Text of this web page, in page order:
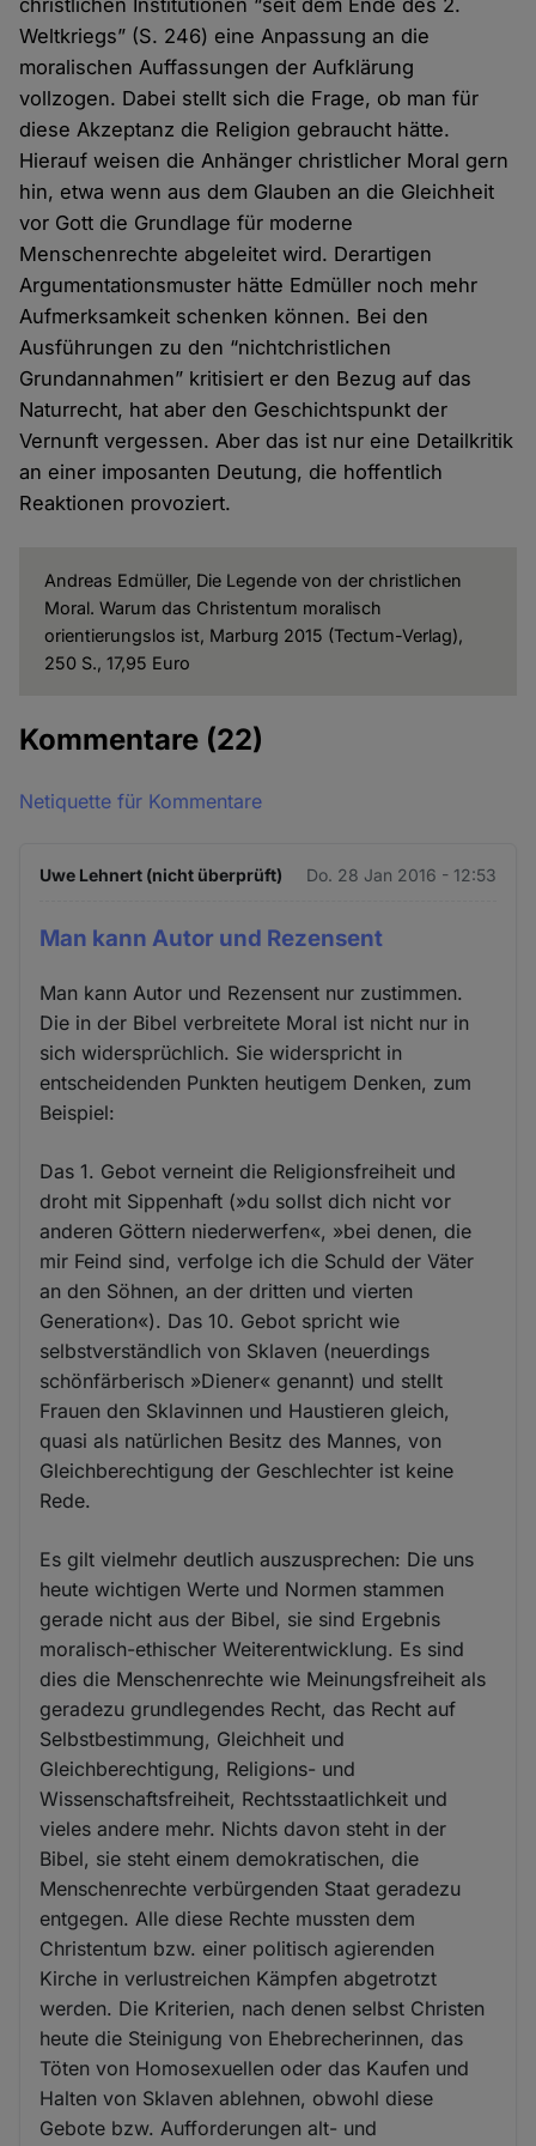
christlichen Institutionen “seit dem Ende des 2.
Weltkriegs” (S. 246) eine Anpassung an die
moralischen Auffassungen der Aufklärung
vollzogen. Dabei stellt sich die Frage, ob man für
diese Akzeptanz die Religion gebraucht hätte.
Hierauf weisen die Anhänger christlicher Moral gern
hin, etwa wenn aus dem Glauben an die Gleichheit
vor Gott die Grundlage für moderne
Menschenrechte abgeleitet wird. Derartigen
Argumentationsmuster hätte Edmüller noch mehr
Aufmerksamkeit schenken können. Bei den
Ausführungen zu den “nichtchristlichen
Grundannahmen” kritisiert er den Bezug auf das
Naturrecht, hat aber den Geschichtspunkt der
Vernunft vergessen. Aber das ist nur eine Detailkritik
an einer imposanten Deutung, die hoffentlich
Reaktionen provoziert.
Andreas Edmüller, Die Legende von der christlichen
Moral. Warum das Christentum moralisch
orientierungslos ist, Marburg 2015 (Tectum-Verlag),
250 S., 17,95 Euro
Kommentare (22)
Netiquette für Kommentare
Uwe Lehnert (nicht überprüft) Do. 28 Jan 2016 - 12:53
Man kann Autor und Rezensent
Man kann Autor und Rezensent nur zustimmen.
Die in der Bibel verbreitete Moral ist nicht nur in
sich widersprüchlich. Sie widerspricht in
entscheidenden Punkten heutigem Denken, zum
Beispiel:
Das 1. Gebot verneint die Religionsfreiheit und
droht mit Sippenhaft (»du sollst dich nicht vor
anderen Göttern niederwerfen«, »bei denen, die
mir Feind sind, verfolge ich die Schuld der Väter
an den Söhnen, an der dritten und vierten
Generation«). Das 10. Gebot spricht wie
selbstverständlich von Sklaven (neuerdings
schönfärberisch »Diener« genannt) und stellt
Frauen den Sklavinnen und Haustieren gleich,
quasi als natürlichen Besitz des Mannes, von
Gleichberechtigung der Geschlechter ist keine
Rede.
Es gilt vielmehr deutlich auszusprechen: Die uns
heute wichtigen Werte und Normen stammen
gerade nicht aus der Bibel, sie sind Ergebnis
moralisch-ethischer Weiterentwicklung. Es sind
dies die Menschenrechte wie Meinungsfreiheit als
geradezu grundlegendes Recht, das Recht auf
Selbstbestimmung, Gleichheit und
Gleichberechtigung, Religions- und
Wissenschaftsfreiheit, Rechtsstaatlichkeit und
vieles andere mehr. Nichts davon steht in der
Bibel, sie steht einem demokratischen, die
Menschenrechte verbürgenden Staat geradezu
entgegen. Alle diese Rechte mussten dem
Christentum bzw. einer politisch agierenden
Kirche in verlustreichen Kämpfen abgetrotzt
werden. Die Kriterien, nach denen selbst Christen
heute die Steinigung von Ehebrecherinnen, das
Töten von Homosexuellen oder das Kaufen und
Halten von Sklaven ablehnen, obwohl diese
Gebote bzw. Aufforderungen alt- und